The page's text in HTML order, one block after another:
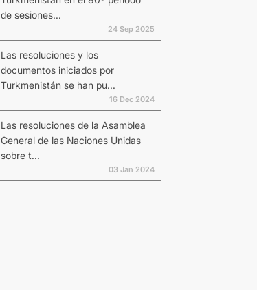
de sesiones...
24 Sep 2025
Las resoluciones y los
documentos iniciados por
Turkmenistán se han pu...
16 Dec 2024
Las resoluciones de la Asamblea
General de las Naciones Unidas
sobre t...
03 Jan 2024